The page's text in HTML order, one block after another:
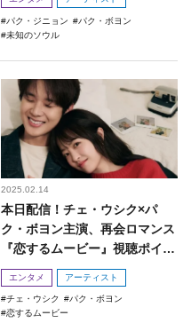
パク・ジニョン
パク・ボヨン
未知のソウル
2025.02.14
本日配信！チェ・ウシク×パ
ク・ボヨン主演、再会ロマンス
『恋するムービー』視聴ポイン
トは？
エンタメ アーティスト
チェ・ウシク
パク・ボヨン
恋するムービー